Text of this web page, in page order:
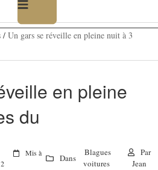
/ Un gars se réveille en pleine nuit à 3
en pleine
du
Mis à
Dans
Blagues
voitures
Par
Jean